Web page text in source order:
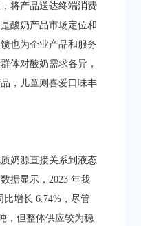
将产品送达终端消费
酸奶产品市场定位和
也为企业产品和服务
体对酸奶需求各异，
，儿童则喜爱口味丰
奶源直接关系到液态
据显示，2023 年我
比增长 6.74%，尽管
，但整体供应较为稳